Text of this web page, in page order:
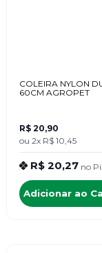
COLEIRA NYLON
60CM AGROPET
R$ 20,90
ou 2x R$ 10,45
R$ 20,27 no
Adicionar ao